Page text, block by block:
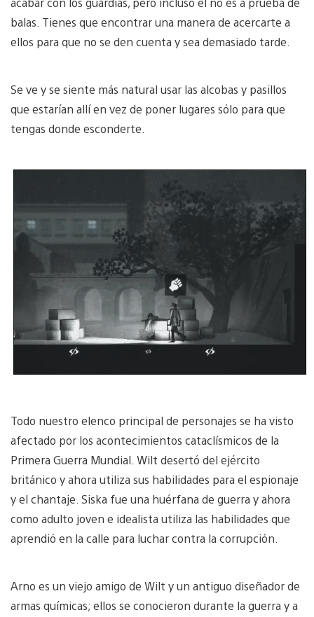
balas. Tienes que encontrar una manera de acercarte a
ellos para que no se den cuenta y sea demasiado tarde.
Se ve y se siente más natural usar las alcobas y pasillos
que estarían allí en vez de poner lugares sólo para que
tengas donde esconderte.
Todo nuestro elenco principal de personajes se ha visto
afectado por los acontecimientos cataclísmicos de la
Primera Guerra Mundial. Wilt desertó del ejército
británico y ahora utiliza sus habilidades para el espionaje
y el chantaje. Siska fue una huérfana de guerra y ahora
como adulto joven e idealista utiliza las habilidades que
aprendió en la calle para luchar contra la corrupción.
Arno es un viejo amigo de Wilt y un antiguo diseñador de
armas químicas; ellos se conocieron durante la guerra y a